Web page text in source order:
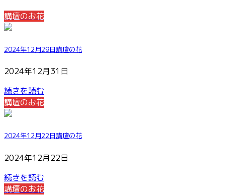
講壇のお花
2024年12月29日講壇の花
2024年12月31日
続きを読む
講壇のお花
2024年12月22日講壇の花
2024年12月22日
続きを読む
講壇のお花